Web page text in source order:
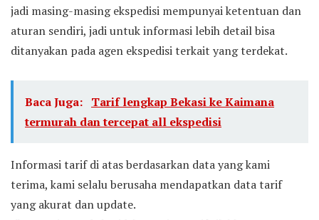
jadi masing-masing ekspedisi mempunyai ketentuan dan
aturan sendiri, jadi untuk informasi lebih detail bisa
ditanyakan pada agen ekspedisi terkait yang terdekat.
Baca Juga: Tarif lengkap Bekasi ke Kaimana
termurah dan tercepat all ekspedisi
Informasi tarif di atas berdasarkan data yang kami
terima, kami selalu berusaha mendapatkan data tarif
yang akurat dan update.